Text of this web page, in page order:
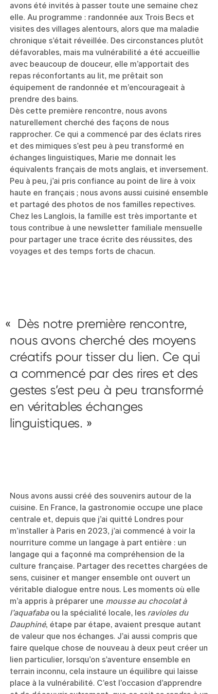
avons été invités à passer toute une semaine chez
elle. Au programme : randonnée aux Trois Becs et
visites des villages alentours, alors que ma maladie
chronique s’était réveillée. Des circonstances plutôt
défavorables, mais ma vulnérabilité a été accueillie
avec beaucoup de douceur, elle m’apportait des
repas réconfortants au lit, me prêtait son
équipement de randonnée et m’encourageait à
prendre des bains.
Dès cette première rencontre, nous avons
naturellement cherché des façons de nous
rapprocher. Ce qui a commencé par des éclats rires
et des mimiques s’est peu à peu transformé en
échanges linguistiques, Marie me donnait les
équivalents français de mots anglais, et inversement.
Peu à peu, j’ai pris confiance au point de lire à voix
haute en français ; nous avons aussi cuisiné ensemble
et partagé des photos de nos familles repectives.
Chez les Langlois, la famille est très importante et
tous contribue à une newsletter familiale mensuelle
pour partager une trace écrite des réussites, des
voyages et des temps forts de chacun.
Dès notre première rencontre,
nous avons cherché des moyens
créatifs pour tisser du lien. Ce qui
a commencé par des rires et des
gestes s’est peu à peu transformé
en véritables échanges
linguistiques.
Nous avons aussi créé des souvenirs autour de la
cuisine. En France, la gastronomie occupe une place
centrale et, depuis que j’ai quitté Londres pour
m’installer à Paris en 2023, j’ai commencé à voir la
nourriture comme un langage à part entière : un
langage qui a façonné ma compréhension de la
culture française. Partager des recettes chargées de
sens, cuisiner et manger ensemble ont ouvert un
véritable dialogue entre nous. Les moments où elle
m’a appris à préparer une mousse au chocolat à
l’aquafabaou la spécialité locale, les ravioles du
Dauphiné, étape par étape, avaient presque autant
de valeur que nos échanges. J’ai aussi compris que
faire quelque chose de nouveau à deux peut créer un
lien particulier, lorsqu’on s’aventure ensemble en
terrain inconnu, cela instaure un équilibre qui laisse
place à la vulnérabilité. C’est l’occasion d’apprendre